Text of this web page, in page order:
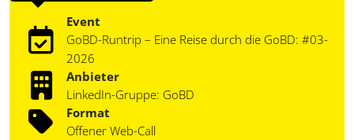
Event
GoBD-Runtrip – Eine Reise durch die GoBD: #03-
2026
Anbieter
LinkedIn-Gruppe: GoBD
Format
Offener Web-Call